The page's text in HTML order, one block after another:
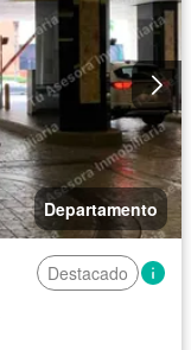
Departamento
Destacado